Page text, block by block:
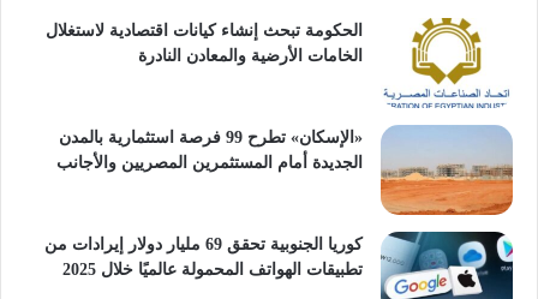
الحكومة تبحث إنشاء كيانات اقتصادية لاستغلال
الخامات الأرضية والمعادن النادرة
«الإسكان» تطرح 99 فرصة استثمارية بالمدن
الجديدة أمام المستثمرين المصريين والأجانب
كوريا الجنوبية تحقق 69 مليار دولار إيرادات من
تطبيقات الهواتف المحمولة عالميًا خلال 2025